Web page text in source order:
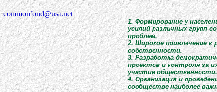
commonfond@usa.net
1. Формирование у
усилий различных групп
проблем.
2. Широкое привлечение
собственности.
3. Разработка
проектов и контроля за
участие общественности.
4. Организация и
сообществе наиболее